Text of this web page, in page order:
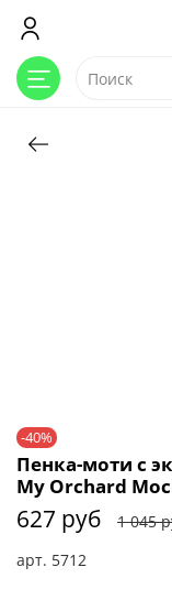
-40%
арт. 5712
Пенка-моти c
My Orchard
627 руб 1 045